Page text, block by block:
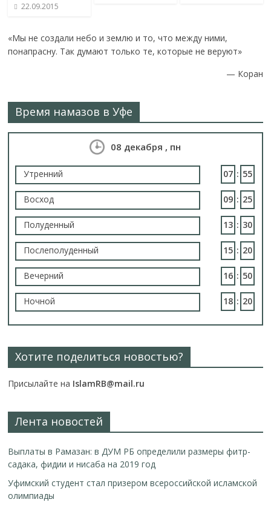
22.09.2015
«Мы не создали небо и землю и то, что между ними,
понапрасну. Так думают только те, которые не веруют»
— Коран
Время намазов в Уфе
08 декабря , пн
Утренний 07 : 55
Восход 09 : 25
Полуденный 13 : 30
Послеполуденный 15 : 20
Вечерний 16 : 50
Ночной 18 : 20
Хотите поделиться новостью?
Присылайте на IslamRB@mail.ru
Лента новостей
Выплаты в Рамазан: в ДУМ РБ определили размеры фитр-
садака, фидии и нисаба на 2019 год
Уфимский студент стал призером всероссийской исламской
олимпиады